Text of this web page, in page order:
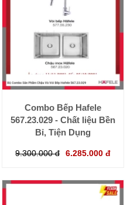
Combo Bếp Hafele
567.23.029 - Chất liệu Bền
Bỉ, Tiện Dụng
9.300.000 đ 6.285.000 đ